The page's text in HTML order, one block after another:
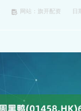
网站：旗开配资
日